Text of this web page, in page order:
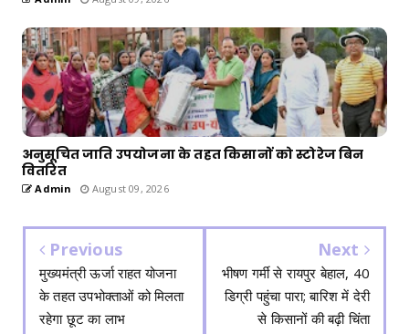
अनुसूचित जाति उपयोजना के तहत किसानों को स्टोरेज बिन
वितरित
Admin August 09, 2026
Previous
मुख्यमंत्री ऊर्जा राहत योजना
के तहत उपभोक्ताओं को मिलता
रहेगा छूट का लाभ
Next
भीषण गर्मी से रायपुर बेहाल, 40
डिग्री पहुंचा पारा; बारिश में देरी
से किसानों की बढ़ी चिंता